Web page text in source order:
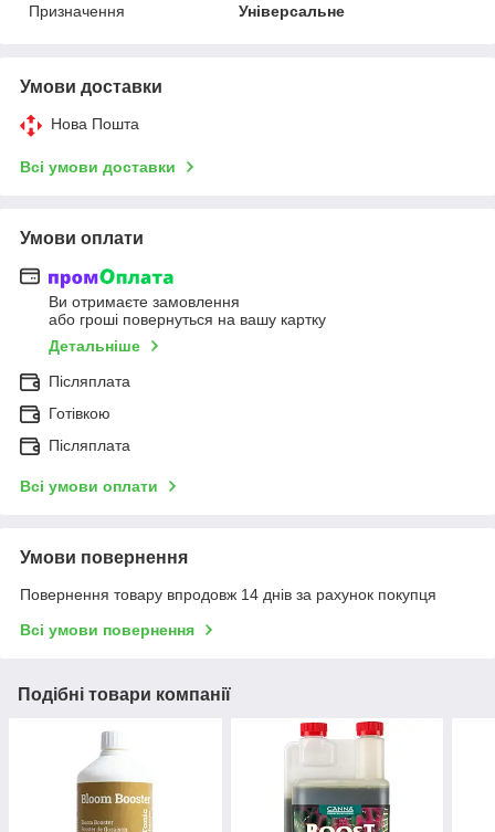
Призначення
Універсальне
Умови доставки
Нова Пошта
Всі умови доставки
Умови оплати
Ви отримаєте замовлення
або гроші повернуться на вашу картку
Детальніше
Післяплата
Готівкою
Післяплата
Всі умови оплати
Умови повернення
Повернення товару впродовж 14 днів за рахунок покупця
Всі умови повернення
Подібні товари компанії